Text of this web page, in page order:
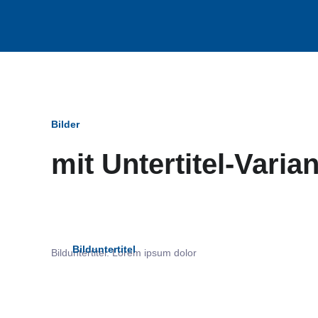
Bilder
mit Untertitel-
Bilduntertitel: Lorem ipsum dolor
Bilduntertitel